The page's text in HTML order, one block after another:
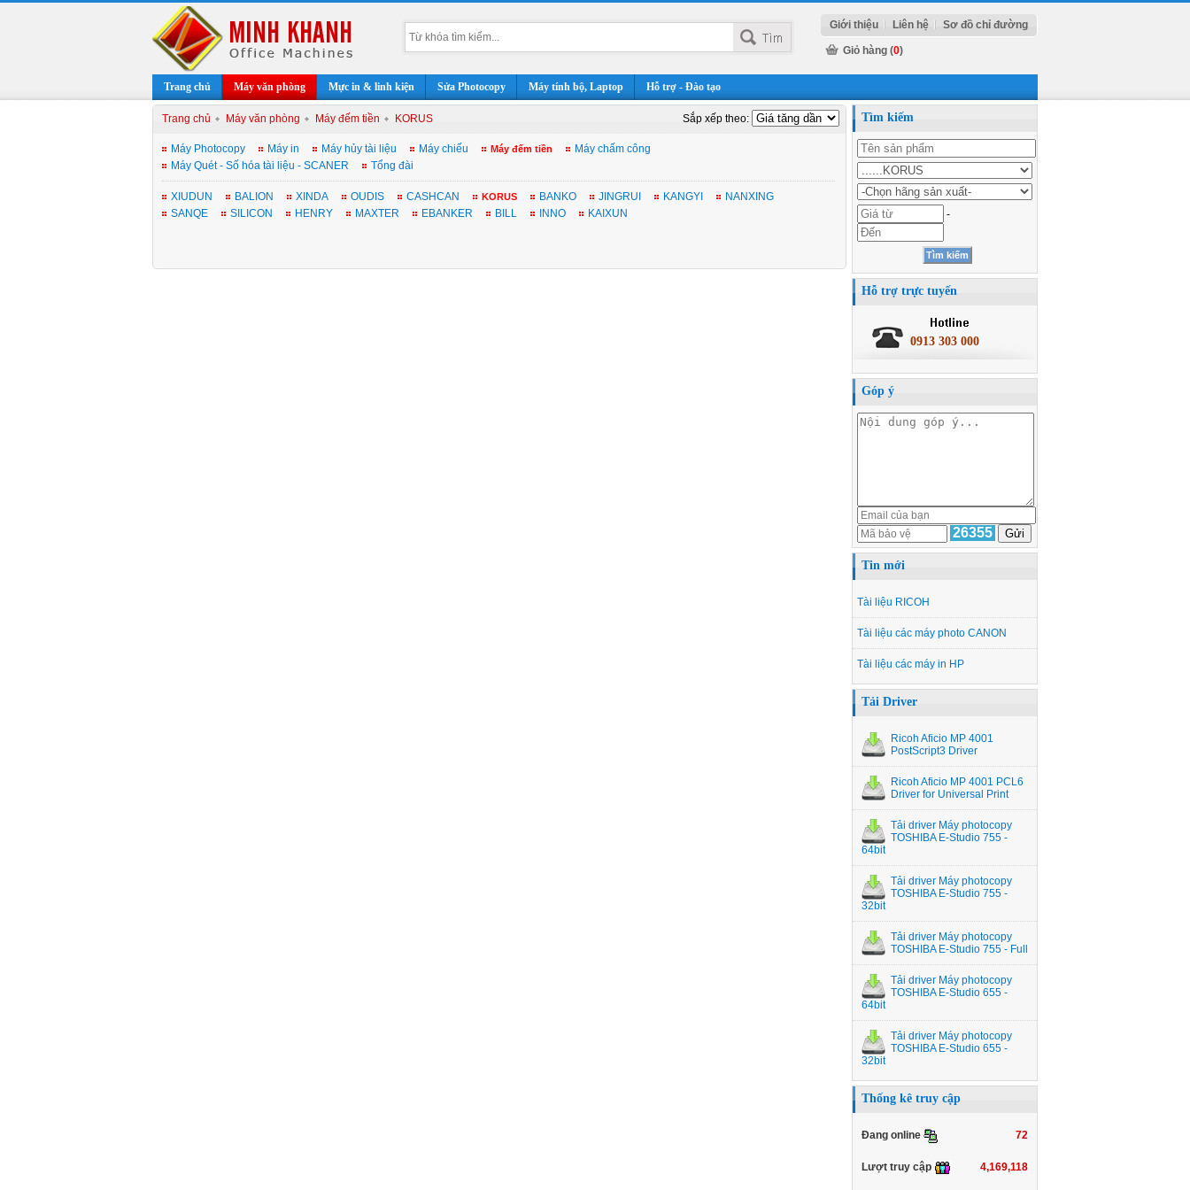
Giới thiệu Liên hệ Sơ đồ chỉ đường
Giỏ hàng (0)
Trang chủ Máy văn phòng Mực in & linh kiện Sửa Photocopy Máy tính bộ, Laptop Hỗ trợ - Đào tạo
Sắp xếp theo:
Trang chủ Máy văn phòng Máy đếm tiền KORUS
Máy Photocopy Máy in Máy hủy tài liệu Máy chiếu Máy đếm tiền
Máy chấm công
Máy Quét - Số hóa tài liệu - SCANER
Tổng đài
XIUDUN BALION XINDA OUDIS CASHCAN KORUS BANKO JINGRUI KANGYI
NANXING
SANQE
SILICON HENRY MAXTER EBANKER BILL INNO KAIXUN
Tìm kiếm
-
Hỗ trợ trực tuyến
0913 303 000
Góp ý
26355
Tin mới
Tài liệu RICOH
Tài liệu các máy photo CANON
Tài liệu các máy in HP
Tải Driver
Ricoh Aficio MP 4001
PostScript3 Driver
Ricoh Aficio MP 4001 PCL6
Driver for Universal Print
Tải driver Máy photocopy
TOSHIBA E-Studio 755 -
64bit
Tải driver Máy photocopy
TOSHIBA E-Studio 755 -
32bit
Tải driver Máy photocopy
TOSHIBA E-Studio 755 - Full
Tải driver Máy photocopy
TOSHIBA E-Studio 655 -
64bit
Tải driver Máy photocopy
TOSHIBA E-Studio 655 -
32bit
Thống kê truy cập
72
Đang online
4,169,118
Lượt truy cập